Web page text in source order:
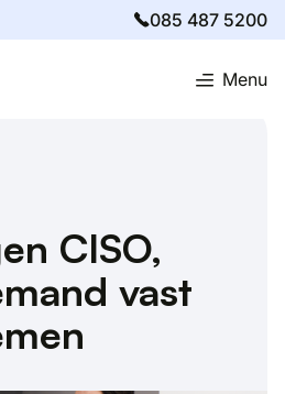
085 487 5200
Menu
Service
CISO,
vast